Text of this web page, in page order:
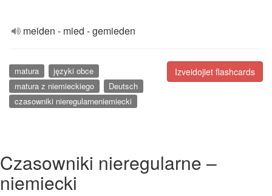
meiden - mied - gemieden
Izveidojiet flashcards
matura
języki obce
matura z niemieckiego
Deutsch
czasowniki nieregularneniemiecki
Czasowniki nieregularne –
niemiecki